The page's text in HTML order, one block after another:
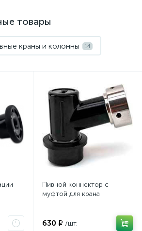
товары
краны и колонны 14
Пивной коннектор с
муфтой для крана
630 ₽ /шт.